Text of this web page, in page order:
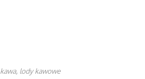
kawa, lody kawowe